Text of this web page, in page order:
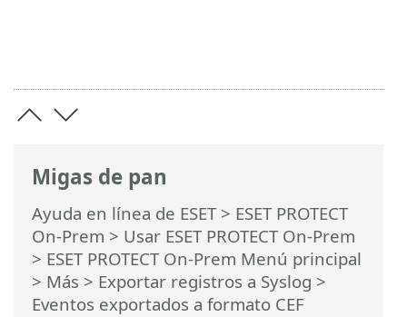
Migas de pan
Ayuda en línea de ESET> ESET PROTECT
On-Prem > Usar ESET PROTECT On-Prem
> ESET PROTECT On-Prem Menú principal
> Más > Exportar registros a Syslog >
Eventos exportados a formato CEF